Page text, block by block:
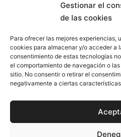
Gestionar el
de las cookies
Para ofrecer las mejores experiencias,
cookies para almacenar y/o acceder a
consentimiento de estas tecnologías
el comportamiento de navegación o
sitio. No consentir o retirar el
negativamente a ciertas
© 2026 VERACRVZ. Web
Política de